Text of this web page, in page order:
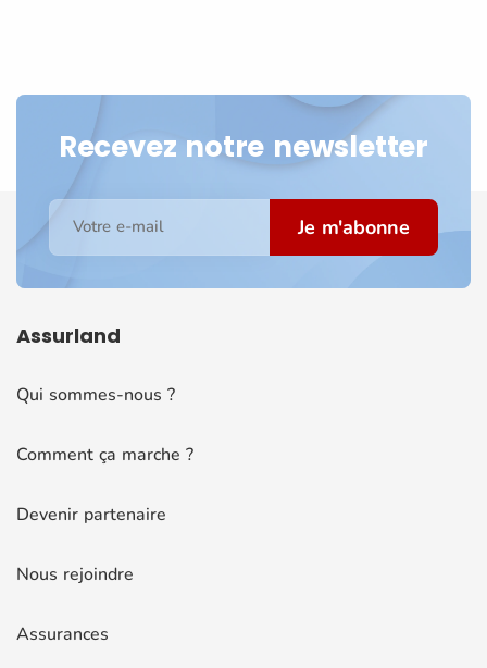
Recevez notre newsletter
Votre e-mail Je m'abonne
Assurland
Qui sommes-nous ?
Comment ça marche ?
Devenir partenaire
Nous rejoindre
Assurances